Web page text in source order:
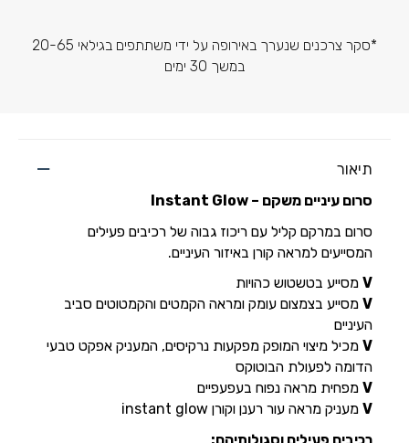
*סקר צרכנים שנערך באירופה על ידי משתתפים בגילאי 20-65
במשך 30 ימים
תיאור
סרום עיניים משקם – Instant Glow
סרום במרקם קליל עם ריכוז גבוה של רכיבים פעילים
המסייעים למראה קורן באיזור העיניים.
Vמסייע בטשטוש כהויות
Vמסייע בצמצום עומק ומראה הקמטים והקמטוטים סביב
העיניים
Vמכיל מיצוי המופק מפקעות נרקיסים, המעניק אפקט טבעי
הדומה לפעולת הבוטוקס
Vמפחית מראה נפוח בעפעפיים
Vמעניק מראה עור רענן וקורן instant glow